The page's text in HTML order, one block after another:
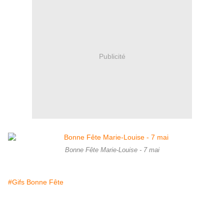
Publicité
Bonne Fête Marie-Louise - 7 mai
#Gifs Bonne Fête